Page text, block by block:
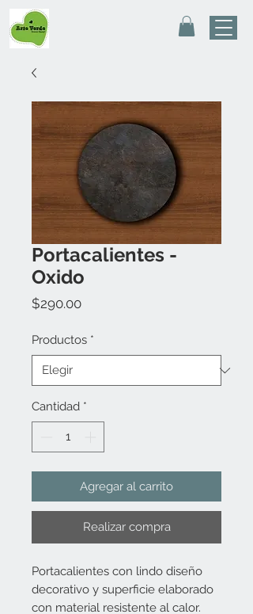
Portacalientes -
Oxido
$290.00Precio
Productos *
Cantidad *
Agregar al carrito
Realizar compra
Portacalientes con lindo diseño
decorativo y superficie elaborado
con material resistente al calor.